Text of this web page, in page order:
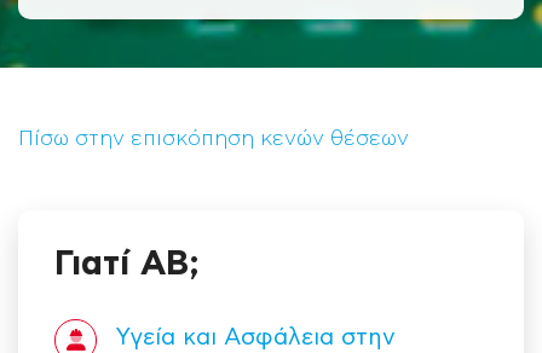
Πίσω στην επισκόπηση κενών θέσεων
Γιατί ΑΒ;
Υγεία και Ασφάλεια στην